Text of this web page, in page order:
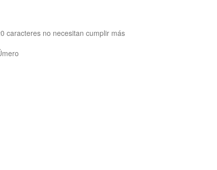
caracteres no necesitan cumplir más